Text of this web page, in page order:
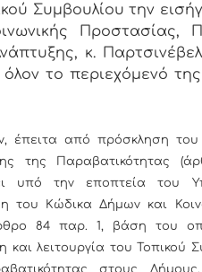
Συμβουλίου την
Προστασίας,
κ.
το περιεχόμενό
έπειτα από πρόσκληση του
της Παραβατικότητας
υπό την εποπτεία του
του Κώδικα Δήμων και
84 παρ. 1, βάση του
και λειτουργία του Τοπικού
στους